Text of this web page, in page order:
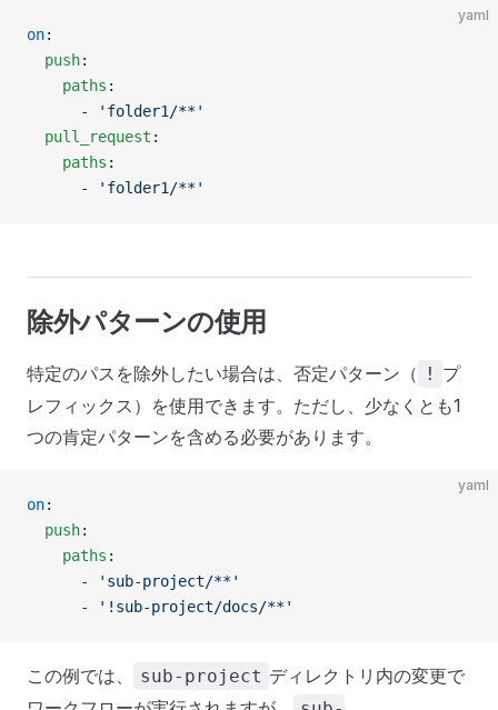
yaml
on:
  push
:
    paths
:
      -
'folder1/**'
  pull_request
:
    paths
:
      -
'folder1/**'
除外パターンの使用
特定のパスを除外したい場合は、否定パターン（ ! プ
レフィックス）を使用できます。ただし、少なくとも1
つの肯定パターンを含める必要があります。
yaml
on:
  push
:
    paths
:
      -
'sub-project/**'
      -
'!sub-project/docs/**'
この例では、 sub-project ディレクトリ内の変更で